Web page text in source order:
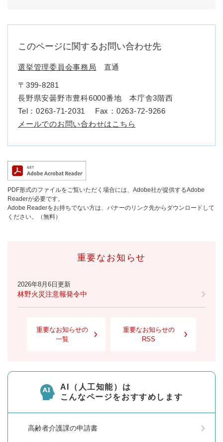
このページに関するお問い合わせ先
選挙管理委員会事務局 直通
〒399-8281
長野県安曇野市豊科6000番地 本庁舎3階西
Tel：0263-71-2031
Fax：0263-72-9266
メールでのお問い合わせはこちら
PDF形式のファイルをご覧いただく場合には、Adobe社が提供するAdobe
Readerが必要です。
Adobe Readerをお持ちでない方は、バナーのリンク先からダウンロードして
ください。（無料）
重要なお知らせ
2026年8月6日更新
林野火災注意報発令中
重要なお知らせの
一覧
重要なお知らせの
RSS
AI（人工知能）は
こんなページをおすすめします
高齢者介護課の申請書